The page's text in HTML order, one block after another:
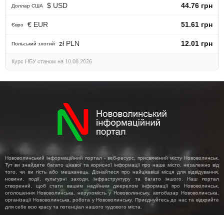
Доллар США $ USD 44.76 грн
Євро € EUR 51.61 грн
Польський злотий zł PLN 12.01 грн
Курс НБУ станом на 10.08.2026
Нововолинський інформаційний портал - веб-ресурс, присвячений місту Нововолинськ.
Тут ви знайдете багато цікавої та корисної інформації про наше місто, незалежно від
того, чи ви гість або мешканець. Дізнайтеся про найцікавіші місця для відвідування,
новини, події, культурні заходи, інфраструктуру та багато іншого. Наш портал
створений, щоб стати вашим надійним джерелом інформації про Нововолинськ,
оголошення Нововолинська, нерухомість у Нововолинську, автобазар Нововолинська,
організації Нововолинська, робота у Нововолинську. Приєднуйтесь до нас та відкрийте
для себе всю красу та потенціал нашого чудового міста.